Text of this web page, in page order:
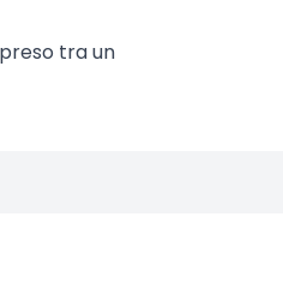
tra un